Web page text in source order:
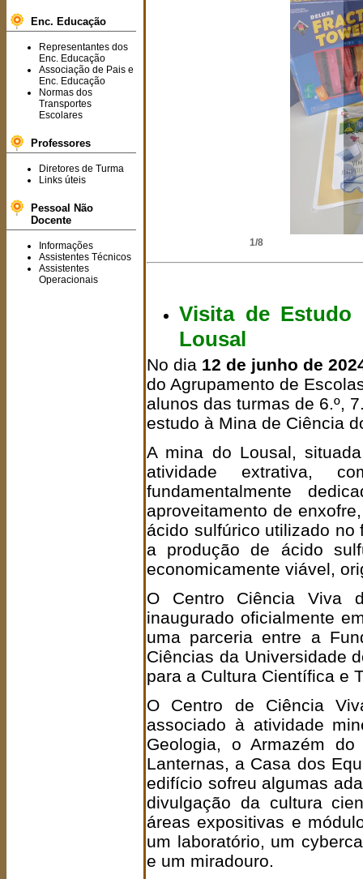
Enc. Educação
Representantes dos
Enc. Educação
Associação de Pais e
Enc. Educação
Normas dos
Transportes
Escolares
Professores
Diretores de Turma
Links úteis
Pessoal Não
Docente
Informações
Assistentes Técnicos
Assistentes
Operacionais
2/8
Visita de Estudo
Lousal
No dia 12 de junho de
do Agrupamento de
alunos das turmas de 6.º,
estudo à Mina de Ciência
A mina do Lousal,
atividade extrativa,
fundamentalmente
aproveitamento de
ácido sulfúrico utilizado
a produção de ácido
economicamente viável,
O Centro Ciência Viva
inaugurado oficialmente
uma parceria entre a
Ciências da Universidade
para a Cultura Científica e
O Centro de Ciência
associado à atividade
Geologia, o Armazém
Lanternas, a Casa dos
edifício sofreu algumas
divulgação da cultura
áreas expositivas e
um laboratório, um
e um miradouro.